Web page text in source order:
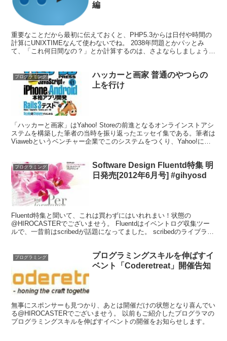
編
重要なことだから最初に伝えておくと、PHP5.3からは日付や時間の
計算にUNIXTIMEなんて使わないでね。 2038年問題とかパッとみ
て、「これ何日間なの？」とか計算するのは、さよならしましょう。
プログラミング
ハッカーと画家 普通のやつらの
上を行け
「ハッカーと画家」はYahoo! Storeの前進となるオンラインストアシ
ステムを構築した筆者の当時を振り返ったエッセイ集である。筆者は
Viawebというベンチャー企業でこのシステムをつくり、Yahoo!に買
プログラミング
Software Design Fluentd特集 明
日発売[2012年6月号] #gihyosd
Fluentd特集と聞いて、これは買わずにはいれれまい！状態の
@HIROCASTERでございませう。 Fluentdはイベントログ収集ツー
ルで、一昔前はscribedが話題になってました。 scribedのライブラリ
プログラミング
プログラミングスキルを伸ばすイ
ベント「Coderetreat」開催告知
無事にスポンサーも見つかり、あとは開催だけの状態となり喜んでい
る@HIROCASTERでございませう。 以前もご紹介したプログラマの
プログラミングスキルを伸ばすイベントの開催をお知らせします。